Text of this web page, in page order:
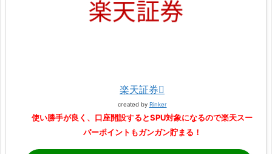
楽天証券
created by Rinker
使い勝手が良く、口座開設するとSPU対象になるので楽天スー
パーポイントもガンガン貯まる！